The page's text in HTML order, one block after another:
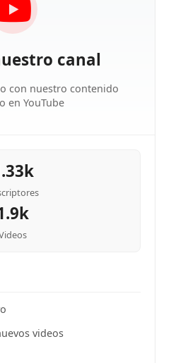
canal
con nuestro contenido
en YouTube
videos